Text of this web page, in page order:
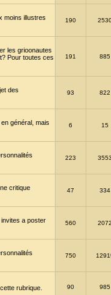
moins illustres
190
les grioonautes
Pour toutes ces
191 885
des
93 822
général, mais
6 15
223 3553
critique
47 334
a poster
560 2072
750
rubrique. 90 985